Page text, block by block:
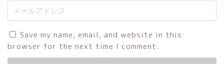
Save my name, email, and website in this
browser for the next time I comment.